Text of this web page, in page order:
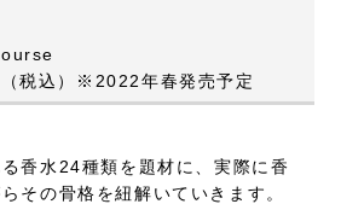
Course
税込）※2022年春発売予定
香水24種類を題材に、実際に香
その骨格を紐解いていきます。